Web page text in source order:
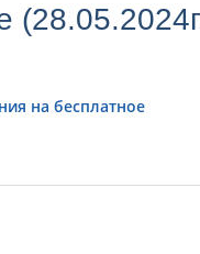
на бесплатное